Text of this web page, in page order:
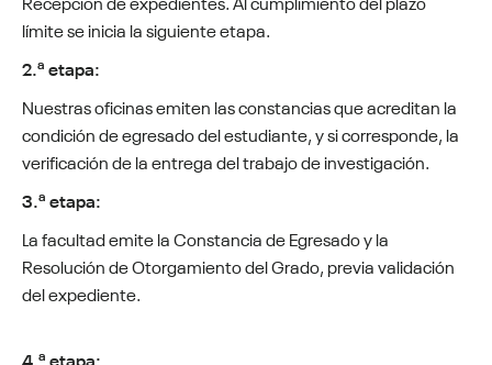
límite se inicia la siguiente etapa.
2.a etapa:
Nuestras oficinas emiten las constancias que acreditan la
condición de egresado del estudiante, y si corresponde, la
verificación de la entrega del trabajo de investigación.
3.a etapa:
La facultad emite la Constancia de Egresado y la
Resolución de Otorgamiento del Grado, previa validación
del expediente.
4.a etapa: